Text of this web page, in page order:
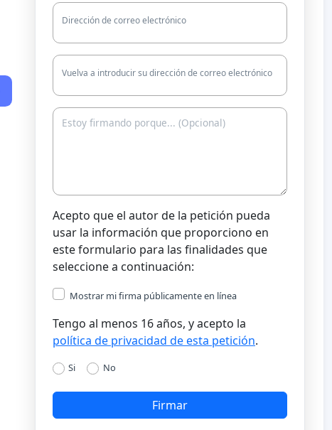
Dirección de correo electrónico
Vuelva a introducir su dirección de correo electrónico
Acepto que el autor de la petición pueda
usar la información que proporciono en
este formulario para las finalidades que
seleccione a continuación:
Mostrar mi firma públicamente en línea
Tengo al menos 16 años, y acepto la
política de privacidad de esta petición.
Si No
Firmar